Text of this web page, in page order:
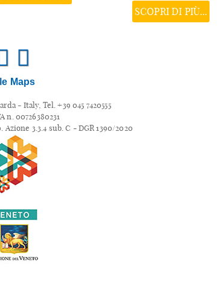
SCOPRI DI PIÙ...
Maps
- Italy, Tel. +39 045 7420555
n. 00726380231
Azione 3.3.4 sub. C - DGR 1390/2020